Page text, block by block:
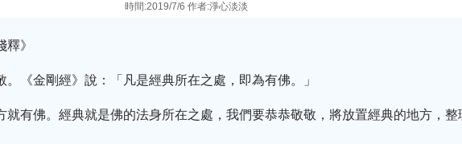
時間:2019/7/6 作者:淨心淡淡
》
。《金剛經》說：「凡是經典所在之處，即為有佛。」
就有佛。經典就是佛的法身所在之處，我們要恭恭敬敬，將放置經典的地方，整